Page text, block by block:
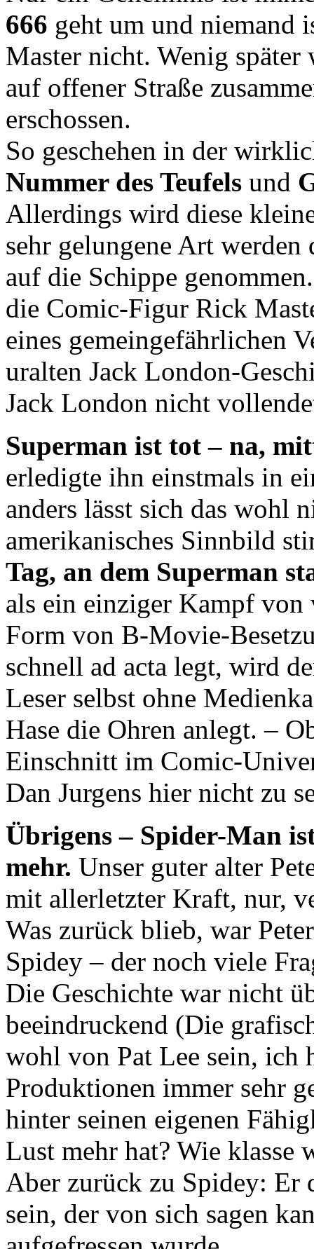
666 geht um und niemand
Master nicht. Wenig
auf offener Straße
erschossen.
So geschehen in der
Nummer des Teufels und
Allerdings wird diese
sehr gelungene Art
auf die Schippe
die Comic-Figur Rick
eines gemeingefährlichen
uralten Jack London-
Jack London nicht
Superman ist tot – na,
erledigte ihn einstmals in
anders lässt sich das wohl
amerikanisches Sinnbild
Tag, an dem Superman
als ein einziger Kampf
Form von B-Movie-
schnell ad acta legt, wird
Leser selbst ohne
Hase die Ohren anlegt. –
Einschnitt im Comic-
Dan Jurgens hier nicht zu
Übrigens – Spider-Man
mehr. Unser guter alter
mit allerletzter Kraft, nur,
Was zurück blieb, war
Spidey – der noch viele
Die Geschichte war nicht
beeindruckend (Die
wohl von Pat Lee sein, ich
Produktionen immer sehr
hinter seinen eigenen
Lust mehr hat? Wie klasse
Aber zurück zu Spidey: Er
sein, der von sich sagen